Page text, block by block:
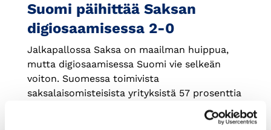
Suomi päihittää Saksan
digiosaamisessa 2-0
Jalkapallossa Saksa on maailman huippua,
mutta digiosaamisessa Suomi vie selkeän
voiton. Suomessa toimivista
saksalaisomisteisista yrityksistä 57 prosenttia
kompetenssia parempana Suomessa kuin